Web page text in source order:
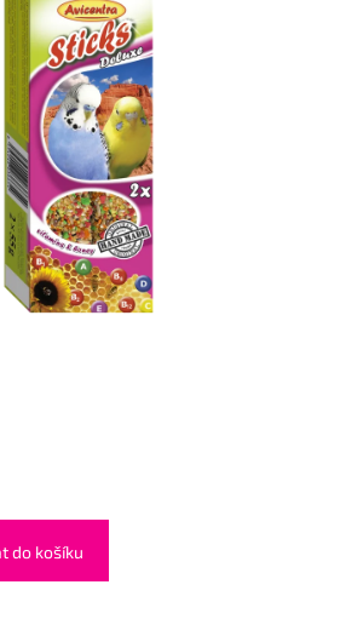
do košíku